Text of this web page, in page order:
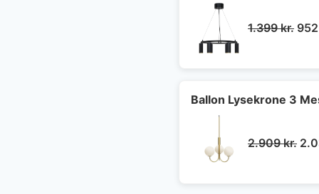
1.399kr. Den
952
Ballon Lysekrone 3
2.909kr.